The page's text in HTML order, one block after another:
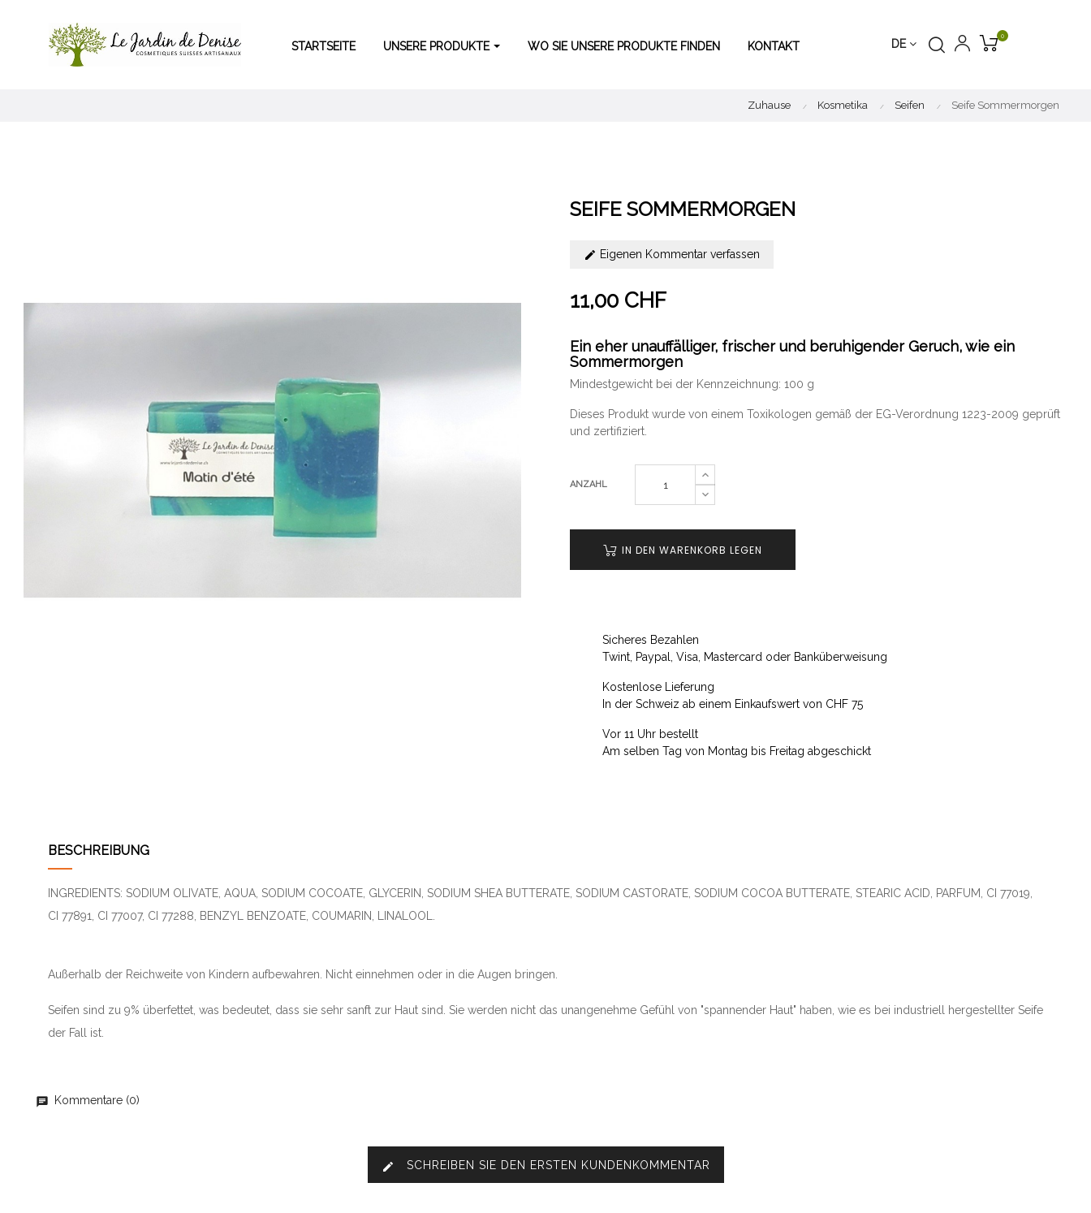
STARTSEITE UNSERE PRODUKTE WO SIE UNSERE PRODUKTE FINDEN KONTAKT
0
DE
Zuhause Kosmetika Seifen Seife Sommermorgen
SEIFE SOMMERMORGEN
Eigenen Kommentar verfassen
11,00 CHF
Ein eher unauffälliger, frischer und beruhigender Geruch, wie ein
Sommermorgen
Mindestgewicht bei der Kennzeichnung: 100 g
Dieses Produkt wurde von einem Toxikologen gemäß der EG-Verordnung 1223-2009 geprüft
und zertifiziert.
ANZAHL
IN DEN WARENKORB LEGEN
Sicheres Bezahlen
Twint, Paypal, Visa, Mastercard oder Banküberweisung
Kostenlose Lieferung
In der Schweiz ab einem Einkaufswert von CHF 75
Vor 11 Uhr bestellt
Am selben Tag von Montag bis Freitag abgeschickt
BESCHREIBUNG
INGREDIENTS: SODIUM OLIVATE, AQUA, SODIUM COCOATE, GLYCERIN, SODIUM SHEA BUTTERATE, SODIUM CASTORATE, SODIUM COCOA BUTTERATE, STEARIC ACID, PARFUM, CI 77019,
CI 77891, CI 77007, CI 77288, BENZYL BENZOATE, COUMARIN, LINALOOL.
Außerhalb der Reichweite von Kindern aufbewahren. Nicht einnehmen oder in die Augen bringen.
Seifen sind zu 9% überfettet, was bedeutet, dass sie sehr sanft zur Haut sind. Sie werden nicht das unangenehme Gefühl von "spannender Haut" haben, wie es bei industriell hergestellter Seife
der Fall ist.
Kommentare (0)
edit SCHREIBEN SIE DEN ERSTEN KUNDENKOMMENTAR